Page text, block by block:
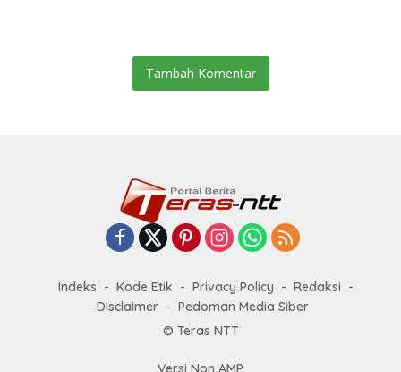
Tambah Komentar
Indeks Kode Etik Privacy Policy
Redaksi
Disclaimer
Pedoman Media Siber
© Teras NTT
Versi Non AMP